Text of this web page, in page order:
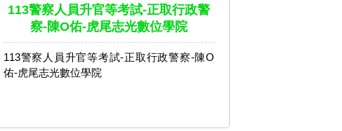
113警察人員升官等考試-正取行政警
察-陳O佑-虎尾志光數位學院
113警察人員升官等考試-正取行政警察-陳O
佑-虎尾志光數位學院